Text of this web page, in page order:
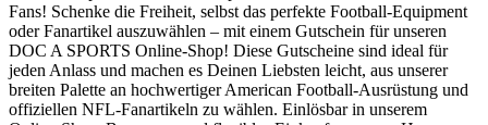
Fans! Schenke die Freiheit, selbst das perfekte Football-Equipment
oder Fanartikel auszuwählen – mit einem Gutschein für unseren
DOC A SPORTS Online-Shop! Diese Gutscheine sind ideal für
jeden Anlass und machen es Deinen Liebsten leicht, aus unserer
breiten Palette an hochwertiger American Football-Ausrüstung und
offiziellen NFL-Fanartikeln zu wählen. Einlösbar in unserem